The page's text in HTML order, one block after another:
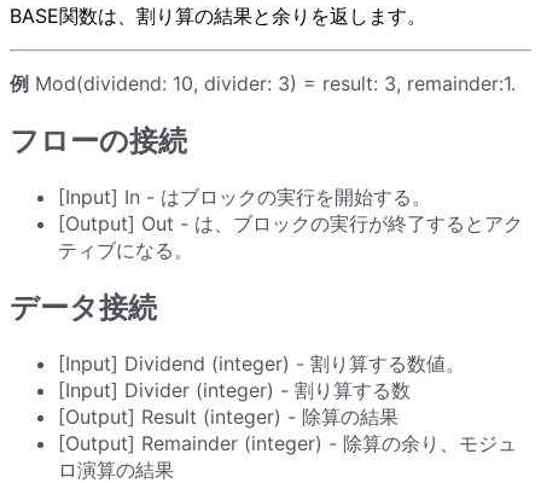
BASE関数は、割り算の結果と余りを返します。
例 Mod(dividend: 10, divider: 3) = result: 3, remainder:1.
フローの接続
[Input] In - はブロックの実行を開始する。
[Output] Out - は、ブロックの実行が終了するとアク
ティブになる。
データ接続
[Input] Dividend (integer) - 割り算する数値。
[Input] Divider (integer) - 割り算する数
[Output] Result (integer) - 除算の結果
[Output] Remainder (integer) - 除算の余り、モジュ
ロ演算の結果